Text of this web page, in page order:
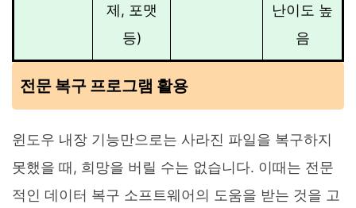
제, 포맷
등)
난이도 높
음
전문 복구 프로그램 활용
윈도우 내장 기능만으로는 사라진 파일을 복구하지
못했을 때, 희망을 버릴 수는 없습니다. 이때는 전문
적인 데이터 복구 소프트웨어의 도움을 받는 것을 고